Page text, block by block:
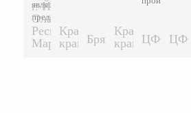
является
предприятие...
г. Йошкар-
Ола,
Республика
Марий-Эл.
Краснодарский
край
1500 КВТ
Брянск500 КВТ
Краснодарский
край
ЦФО ЦФО